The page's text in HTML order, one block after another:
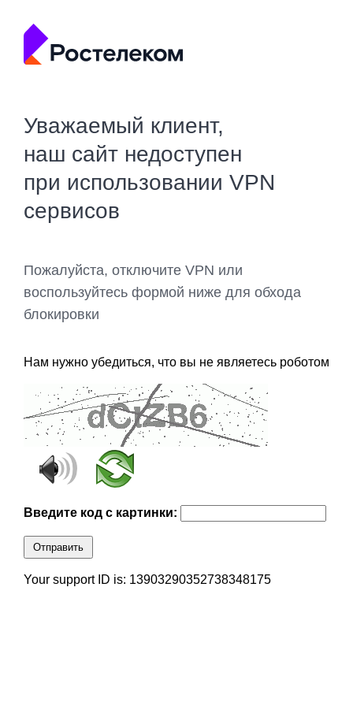
Уважаемый клиент,
наш сайт недоступен
при использовании VPN
сервисов
Пожалуйста, отключите VPN или
воспользуйтесь формой ниже для обхода
блокировки
Нам нужно убедиться, что вы не являетесь роботом
Введите код с картинки:
Отправить
Your support ID is: 13903290352738348175